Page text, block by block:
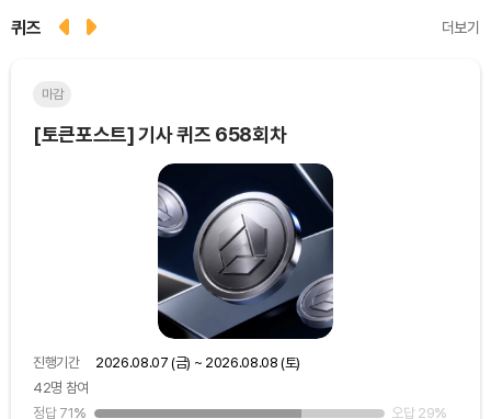
퀴즈 더보기
마감
[토큰포스트] 기사 퀴즈 658회차
진행기간
2026.08.07 (금) ~ 2026.08.08 (토)
42명 참여
정답 71% 오답 29%